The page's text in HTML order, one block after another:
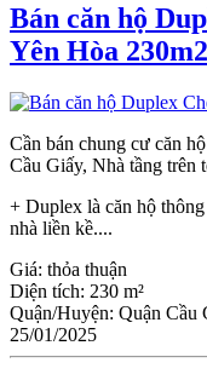
Bán căn hộ
Yên Hòa
Cần bán chung cư căn
Cầu Giấy, Nhà tầng trên
+ Duplex là căn hộ
nhà liền kề....
Giá: thỏa thuận
Diện tích: 230 m²
Quận/Huyện: Quận Cầu
25/01/2025